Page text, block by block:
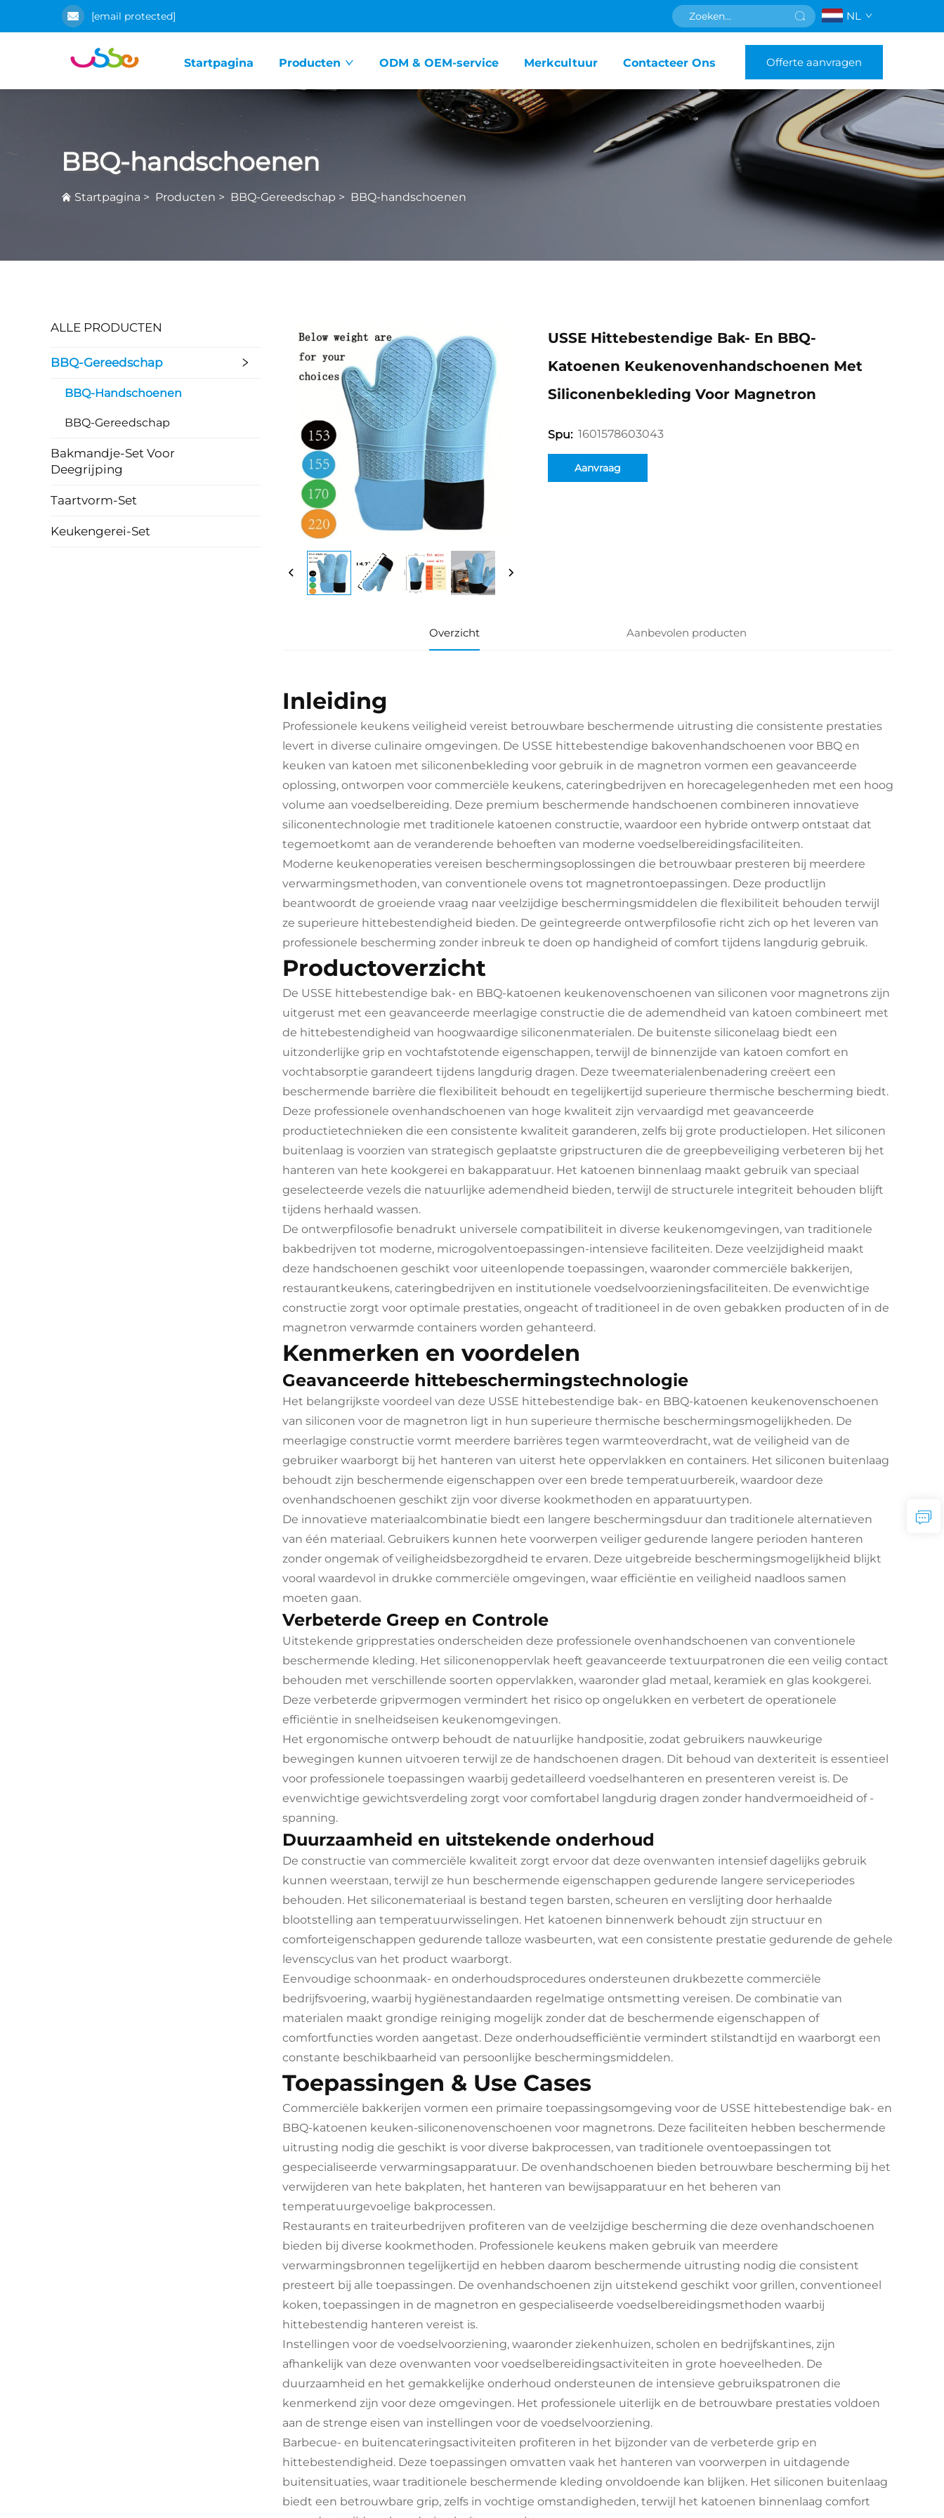
[email protected] NL
Startpagina Producten ODM & OEM-service Merkcultuur Contacteer Ons Offerte aanvragen
BBQ-handschoenen
Startpagina > Producten > BBQ-Gereedschap > BBQ-handschoenen
ALLE PRODUCTEN
BBQ-Gereedschap
BBQ-Handschoenen
BBQ-Gereedschap
Bakmandje-Set Voor
Deegrijping
Taartvorm-Set
Keukengerei-Set
USSE Hittebestendige Bak- En BBQ-
Katoenen Keukenovenhandschoenen Met
Siliconenbekleding Voor Magnetron
Spu: 1601578603043
Aanvraag
Overzicht Aanbevolen producten
Inleiding
Professionele keukens veiligheid vereist betrouwbare beschermende uitrusting die consistente prestaties
levert in diverse culinaire omgevingen. De USSE hittebestendige bakovenhandschoenen voor BBQ en
keuken van katoen met siliconenbekleding voor gebruik in de magnetron vormen een geavanceerde
oplossing, ontworpen voor commerciële keukens, cateringbedrijven en horecagelegenheden met een hoog
volume aan voedselbereiding. Deze premium beschermende handschoenen combineren innovatieve
siliconentechnologie met traditionele katoenen constructie, waardoor een hybride ontwerp ontstaat dat
tegemoetkomt aan de veranderende behoeften van moderne voedselbereidingsfaciliteiten.
Moderne keukenoperaties vereisen beschermingsoplossingen die betrouwbaar presteren bij meerdere
verwarmingsmethoden, van conventionele ovens tot magnetrontoepassingen. Deze productlijn
beantwoordt de groeiende vraag naar veelzijdige beschermingsmiddelen die flexibiliteit behouden terwijl
ze superieure hittebestendigheid bieden. De geïntegreerde ontwerpfilosofie richt zich op het leveren van
professionele bescherming zonder inbreuk te doen op handigheid of comfort tijdens langdurig gebruik.
Productoverzicht
De USSE hittebestendige bak- en BBQ-katoenen keukenovenschoenen van siliconen voor magnetrons zijn
uitgerust met een geavanceerde meerlagige constructie die de ademendheid van katoen combineert met
de hittebestendigheid van hoogwaardige siliconenmaterialen. De buitenste siliconelaag biedt een
uitzonderlijke grip en vochtafstotende eigenschappen, terwijl de binnenzijde van katoen comfort en
vochtabsorptie garandeert tijdens langdurig dragen. Deze tweematerialenbenadering creëert een
beschermende barrière die flexibiliteit behoudt en tegelijkertijd superieure thermische bescherming biedt.
Deze professionele ovenhandschoenen van hoge kwaliteit zijn vervaardigd met geavanceerde
productietechnieken die een consistente kwaliteit garanderen, zelfs bij grote productielopen. Het siliconen
buitenlaag is voorzien van strategisch geplaatste gripstructuren die de greepbeveiliging verbeteren bij het
hanteren van hete kookgerei en bakapparatuur. Het katoenen binnenlaag maakt gebruik van speciaal
geselecteerde vezels die natuurlijke ademendheid bieden, terwijl de structurele integriteit behouden blijft
tijdens herhaald wassen.
De ontwerpfilosofie benadrukt universele compatibiliteit in diverse keukenomgevingen, van traditionele
bakbedrijven tot moderne, microgolventoepassingen-intensieve faciliteiten. Deze veelzijdigheid maakt
deze handschoenen geschikt voor uiteenlopende toepassingen, waaronder commerciële bakkerijen,
restaurantkeukens, cateringbedrijven en institutionele voedselvoorzieningsfaciliteiten. De evenwichtige
constructie zorgt voor optimale prestaties, ongeacht of traditioneel in de oven gebakken producten of in de
magnetron verwarmde containers worden gehanteerd.
Kenmerken en voordelen
Geavanceerde hittebeschermingstechnologie
Het belangrijkste voordeel van deze USSE hittebestendige bak- en BBQ-katoenen keukenovenschoenen
van siliconen voor de magnetron ligt in hun superieure thermische beschermingsmogelijkheden. De
meerlagige constructie vormt meerdere barrières tegen warmteoverdracht, wat de veiligheid van de
gebruiker waarborgt bij het hanteren van uiterst hete oppervlakken en containers. Het siliconen buitenlaag
behoudt zijn beschermende eigenschappen over een brede temperatuurbereik, waardoor deze
ovenhandschoenen geschikt zijn voor diverse kookmethoden en apparatuurtypen.
De innovatieve materiaalcombinatie biedt een langere beschermingsduur dan traditionele alternatieven
van één materiaal. Gebruikers kunnen hete voorwerpen veiliger gedurende langere perioden hanteren
zonder ongemak of veiligheidsbezorgdheid te ervaren. Deze uitgebreide beschermingsmogelijkheid blijkt
vooral waardevol in drukke commerciële omgevingen, waar efficiëntie en veiligheid naadloos samen
moeten gaan.
Verbeterde Greep en Controle
Uitstekende gripprestaties onderscheiden deze professionele ovenhandschoenen van conventionele
beschermende kleding. Het siliconenoppervlak heeft geavanceerde textuurpatronen die een veilig contact
behouden met verschillende soorten oppervlakken, waaronder glad metaal, keramiek en glas kookgerei.
Deze verbeterde gripvermogen vermindert het risico op ongelukken en verbetert de operationele
efficiëntie in snelheidseisen keukenomgevingen.
Het ergonomische ontwerp behoudt de natuurlijke handpositie, zodat gebruikers nauwkeurige
bewegingen kunnen uitvoeren terwijl ze de handschoenen dragen. Dit behoud van dexteriteit is essentieel
voor professionele toepassingen waarbij gedetailleerd voedselhanteren en presenteren vereist is. De
evenwichtige gewichtsverdeling zorgt voor comfortabel langdurig dragen zonder handvermoeidheid of -
spanning.
Duurzaamheid en uitstekende onderhoud
De constructie van commerciële kwaliteit zorgt ervoor dat deze ovenwanten intensief dagelijks gebruik
kunnen weerstaan, terwijl ze hun beschermende eigenschappen gedurende langere serviceperiodes
behouden. Het siliconemateriaal is bestand tegen barsten, scheuren en verslijting door herhaalde
blootstelling aan temperatuurwisselingen. Het katoenen binnenwerk behoudt zijn structuur en
comforteigenschappen gedurende talloze wasbeurten, wat een consistente prestatie gedurende de gehele
levenscyclus van het product waarborgt.
Eenvoudige schoonmaak- en onderhoudsprocedures ondersteunen drukbezette commerciële
bedrijfsvoering, waarbij hygiënestandaarden regelmatige ontsmetting vereisen. De combinatie van
materialen maakt grondige reiniging mogelijk zonder dat de beschermende eigenschappen of
comfortfuncties worden aangetast. Deze onderhoudsefficiëntie vermindert stilstandtijd en waarborgt een
constante beschikbaarheid van persoonlijke beschermingsmiddelen.
Toepassingen & Use Cases
Commerciële bakkerijen vormen een primaire toepassingsomgeving voor de USSE hittebestendige bak- en
BBQ-katoenen keuken-siliconenovenschoenen voor magnetrons. Deze faciliteiten hebben beschermende
uitrusting nodig die geschikt is voor diverse bakprocessen, van traditionele oventoepassingen tot
gespecialiseerde verwarmingsapparatuur. De ovenhandschoenen bieden betrouwbare bescherming bij het
verwijderen van hete bakplaten, het hanteren van bewijsapparatuur en het beheren van
temperatuurgevoelige bakprocessen.
Restaurants en traiteurbedrijven profiteren van de veelzijdige bescherming die deze ovenhandschoenen
bieden bij diverse kookmethoden. Professionele keukens maken gebruik van meerdere
verwarmingsbronnen tegelijkertijd en hebben daarom beschermende uitrusting nodig die consistent
presteert bij alle toepassingen. De ovenhandschoenen zijn uitstekend geschikt voor grillen, conventioneel
koken, toepassingen in de magnetron en gespecialiseerde voedselbereidingsmethoden waarbij
hittebestendig hanteren vereist is.
Instellingen voor de voedselvoorziening, waaronder ziekenhuizen, scholen en bedrijfskantines, zijn
afhankelijk van deze ovenwanten voor voedselbereidingsactiviteiten in grote hoeveelheden. De
duurzaamheid en het gemakkelijke onderhoud ondersteunen de intensieve gebruikspatronen die
kenmerkend zijn voor deze omgevingen. Het professionele uiterlijk en de betrouwbare prestaties voldoen
aan de strenge eisen van instellingen voor de voedselvoorziening.
Barbecue- en buitencateringsactiviteiten profiteren in het bijzonder van de verbeterde grip en
hittebestendigheid. Deze toepassingen omvatten vaak het hanteren van voorwerpen in uitdagende
buitensituaties, waar traditionele beschermende kleding onvoldoende kan blijken. Het siliconen buitenlaag
biedt een betrouwbare grip, zelfs in vochtige omstandigheden, terwijl het katoenen binnenlaag comfort